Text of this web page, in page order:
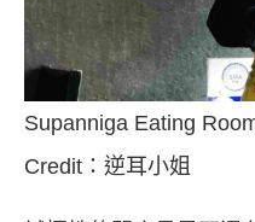
Supanniga Eating
Credit：逆耳小姐